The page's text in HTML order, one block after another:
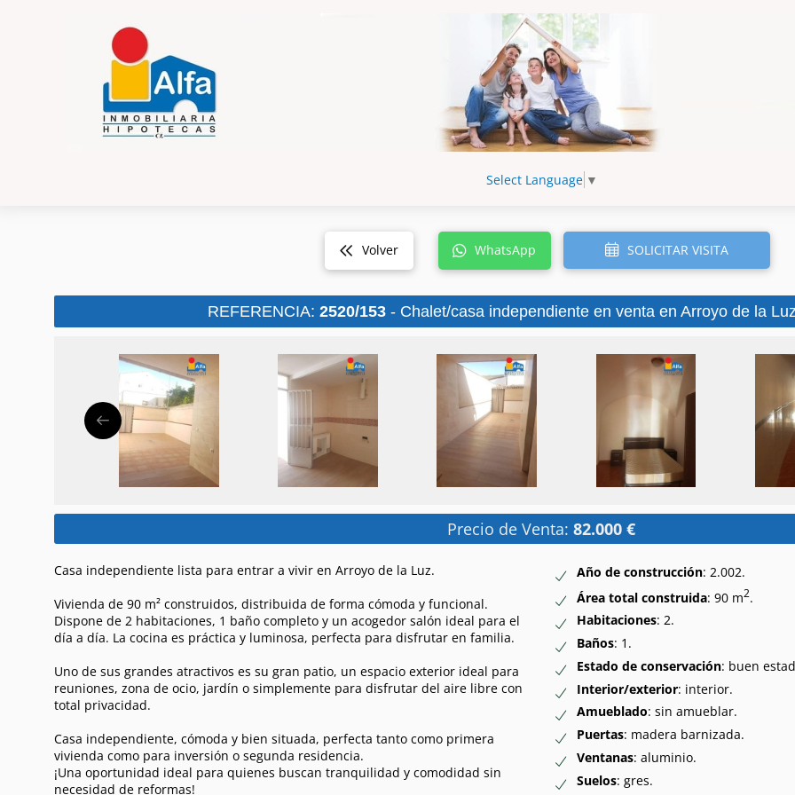
Select Language ▼
Volver WhatsApp SOLICITAR VISITA
REFERENCIA: 2520/153- Chalet/casa independiente en venta en Arroyo de la
Precio de Venta: 82.000 €
Casa independiente lista para entrar a vivir en Arroyo de la Luz.
Vivienda de 90 m² construidos, distribuida de forma cómoda y funcional.
Dispone de 2 habitaciones, 1 baño completo y un acogedor salón ideal para el
día a día. La cocina es práctica y luminosa, perfecta para disfrutar en familia.
Uno de sus grandes atractivos es su gran patio, un espacio exterior ideal para
reuniones, zona de ocio, jardín o simplemente para disfrutar del aire libre con
total privacidad.
Casa independiente, cómoda y bien situada, perfecta tanto como primera
vivienda como para inversión o segunda residencia.
¡Una oportunidad ideal para quienes buscan tranquilidad y comodidad sin
necesidad de reformas!
Año de construcción: 2.002.
Área total construida: 90 m2.
Habitaciones: 2.
Baños: 1.
Estado de conservación: buen
Interior/exterior: interior.
Amueblado: sin amueblar.
Puertas: madera barnizada.
Ventanas: aluminio.
Suelos: gres.